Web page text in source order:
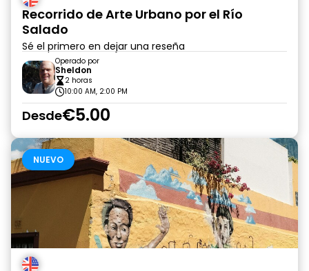
Recorrido de Arte Urbano por el Río
Salado
Sé el primero en dejar una reseña
Operado por
Sheldon
2 horas
10:00 AM, 2:00 PM
Desde€5.00
NUEVO